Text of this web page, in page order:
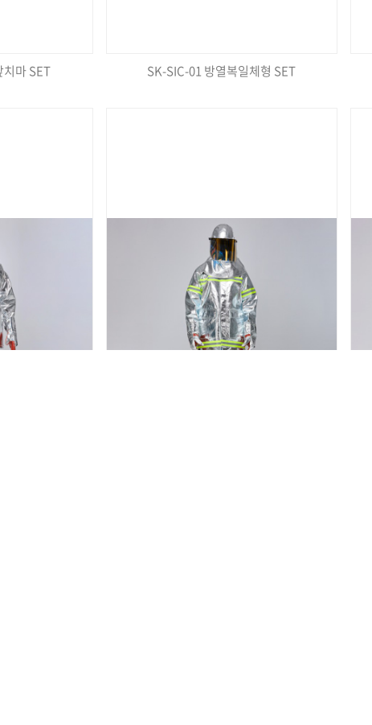
마 SET SK-SIC-01 방열복일체형 SET